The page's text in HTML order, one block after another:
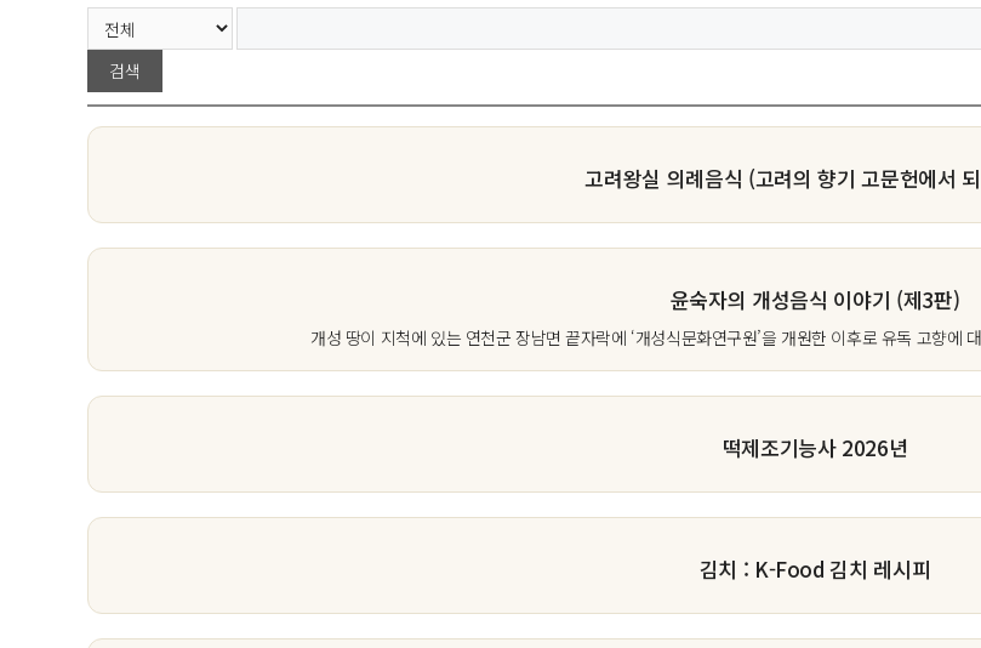
검색
고려왕실 의례음식 (고려의 향기 고문헌에서
윤숙자의 개성음식 이야기 (제3판)
개성 땅이 지척에 있는 연천군 장남면 끝자락에 ‘개성식문화연구원’을 개원한 이후로 유독 고향에
떡제조기능사 2026년
김치 : K-Food 김치 레시피